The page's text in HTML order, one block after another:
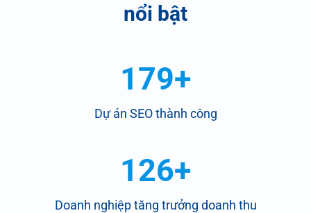
nổi bật
179+
Dự án SEO thành công
126+
Doanh nghiệp tăng trưởng doanh thu